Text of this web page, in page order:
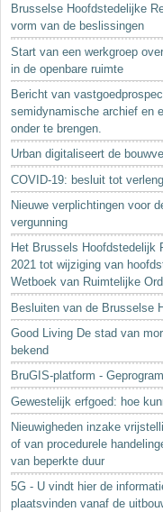
Brusselse Hoofdstedelijke
vorm van de beslissingen
Start van een werkgroep
in de openbare ruimte
Bericht van
semidynamische archief en
onder te brengen.
Urban digitaliseert de
COVID-19: besluit tot
Nieuwe verplichtingen voor
vergunning
Het Brussels Hoofdstedelijk
2021 tot wijziging van
Wetboek van Ruimtelijke
Besluiten van de Brusselse
Good Living De stad van
bekend
BruGIS-platform -
Gewestelijk erfgoed: hoe
Nieuwigheden inzake
of van procedurele
van beperkte duur
5G - U vindt hier de
plaatsvinden vanaf de